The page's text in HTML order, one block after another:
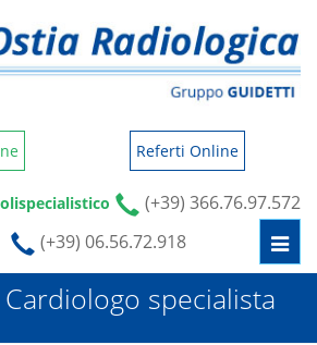
Referti Online
(+39) 366.76.97.572
(+39) 06.56.72.918
specialista